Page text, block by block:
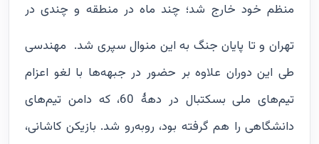
منظم خود خارج شد؛ چند ماه در منطقه و چندی در
تهران و تا پایان جنگ به این منوال سپری شد. مهندسی
طی این دوران علاوه بر حضور در جبهه‌ها با لغو اعزام‌
تیم‌های ملی بسکتبال در دهۀ 60، که دامن تیم‌های
دانشگاهی را هم گرفته بود، روبه‌رو شد. بازیکن کاشانی،